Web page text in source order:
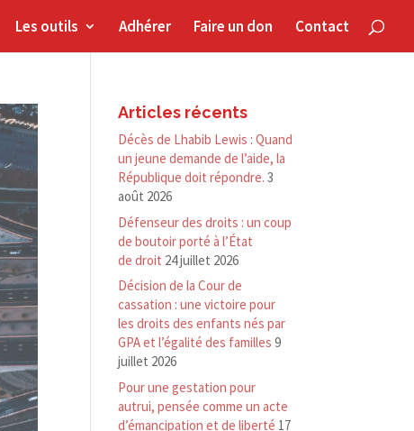
Les outils Adhérer Faire un don Contact
Articles récents
Décès de Lhabib Lewis : Quand
un jeune demande de l’aide, la
République doit répondre. 3
août 2026
Défenseur des droits : un coup
de boutoir porté à l’État
de droit 24 juillet 2026
Décision de la Cour de
cassation : une victoire pour
les droits des enfants nés par
GPA et l’égalité des familles 9
juillet 2026
Pour une gestation pour
autrui, pensée comme un acte
d’émancipation et de liberté 17